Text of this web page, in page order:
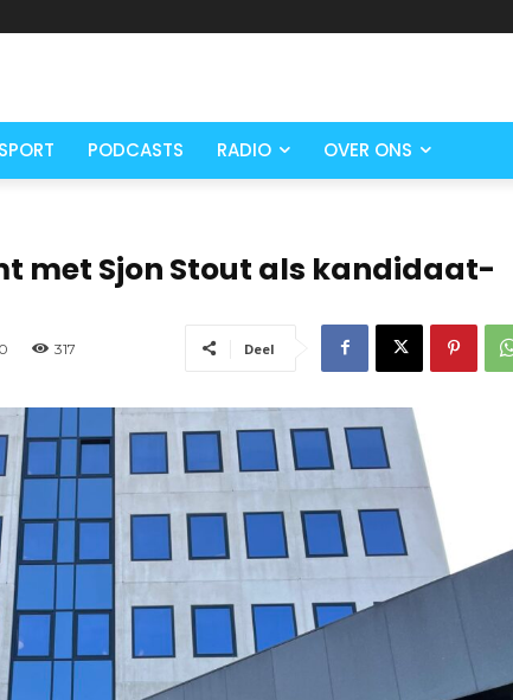
SPORT PODCASTS RADIO OVER ONS
met Sjon Stout als kandidaat-
0 317 Deel